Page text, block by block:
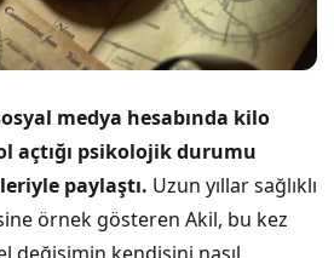
medya hesabında kilo
açtığı psikolojik durumu
paylaştı. Uzun yıllar sağlıklı
örnek gösteren Akil, bu kez
değişimin kendisini nasıl